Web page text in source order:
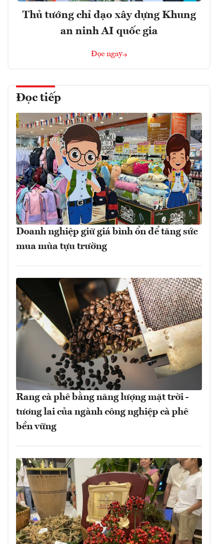
Thủ tướng chỉ đạo xây dựng Khung
an ninh AI quốc gia
Đọc ngay
Đọc tiếp
Doanh nghiệp giữ giá bình ổn để tăng sức
mua mùa tựu trường
Rang cà phê bằng năng lượng mặt trời -
tương lai của ngành công nghiệp cà phê
bền vững